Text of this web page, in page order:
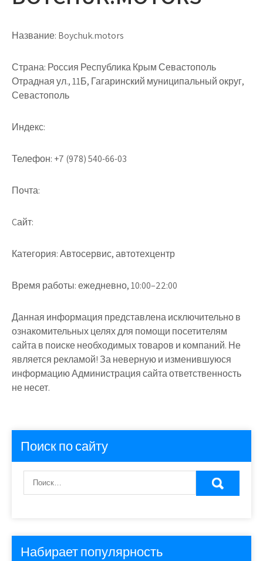
Название: Boychuk.motors
Страна: Россия Республика Крым Севастополь
Отрадная ул., 11Б, Гагаринский муниципальный округ,
Севастополь
Индекс:
Телефон: +7 (978) 540-66-03
Почта:
Cайт:
Категория:Автосервис, автотехцентр
Время работы:ежедневно, 10:00–22:00
Данная информация представлена исключительно в
ознакомительных целях для помощи посетителям
сайта в поиске необходимых товаров и компаний. Не
является рекламой! За неверную и изменившуюся
информацию Администрация сайта ответственность
не несет.
Поиск по сайту
Набирает популярность